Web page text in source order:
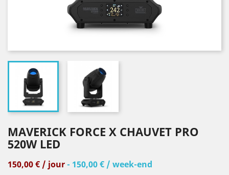
MAVERICK FORCE X CHAUVET PRO
520W LED
150,00 € / jour- 150,00 € / week-end